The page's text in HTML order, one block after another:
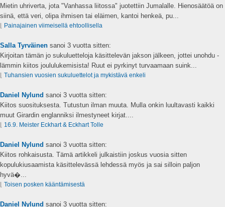
Mietin uhriverta, jota "Vanhassa liitossa" juotettiin Jumalalle. Hienosäätöä on
siinä, että veri, olipa ihmisen tai eläimen, kantoi henkeä, pu...
Painajainen viimeisellä ehtoollisella
Salla Tyrväinen sanoi 3 vuotta sitten:
Kirjoitan tämän jo sukuluetteloja käsittelevän jakson jälkeen, jottei unohdu -
lämmin kiitos joululukemisista! Ruut ei pyrkinyt turvaamaan suink...
Tuhansien vuosien sukuluettelot ja mykistävä enkeli
Daniel Nylund sanoi 3 vuotta sitten:
Kiitos suosituksesta. Tutustun ilman muuta. Mulla onkin luultavasti kaikki
muut Girardin englanniksi ilmestyneet kirjat....
16.9. Meister Eckhart & Eckhart Tolle
Daniel Nylund sanoi 3 vuotta sitten:
Kiitos rohkaisusta. Tämä artikkeli julkaistiin joskus vuosia sitten
kopulukiusaamista käsittelevässä lehdessä myös ja sai silloin paljon
hyvä�...
Toisen posken kääntämisestä
Daniel Nylund sanoi 3 vuotta sitten: